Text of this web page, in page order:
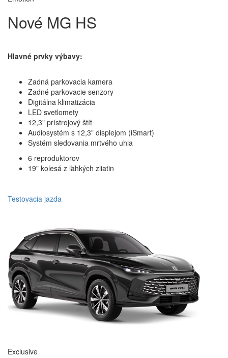
Nové MG HS
Hlavné prvky výbavy:
Zadná parkovacia kamera
Zadné parkovacie senzory
Digitálna klimatizácia
LED svetlomety
12,3" prístrojový štít
Audiosystém s 12,3" displejom (iSmart)
Systém sledovania mrtvého uhla
6 reproduktorov
19" kolesá z ľahkých zliatin
Testovacia jazda
Exclusive